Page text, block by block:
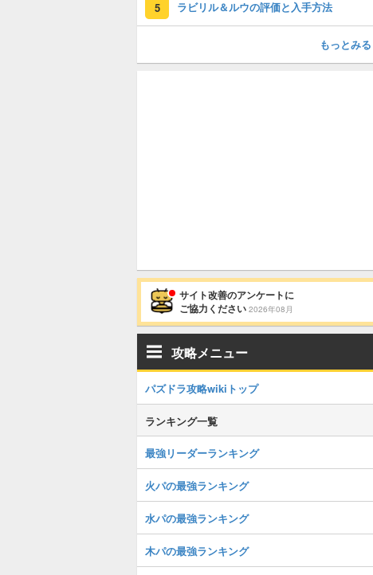
5 ラビリル＆ルウの評価と入手方法
もっとみる
サイト改善のアンケートに
ご協力ください 2026年08月
攻略メニュー
パズドラ攻略wikiトップ
ランキング一覧
最強リーダーランキング
火パの最強ランキング
水パの最強ランキング
木パの最強ランキング